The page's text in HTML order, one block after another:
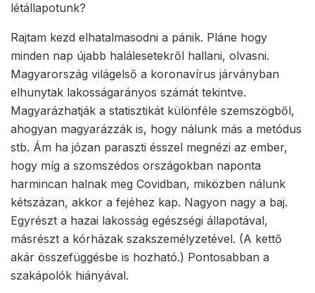
létállapotunk?
Rajtam kezd elhatalmasodni a pánik. Pláne hogy
minden nap újabb halálesetekről hallani, olvasni.
Magyarország világelső a koronavírus járványban
elhunytak lakosságarányos számát tekintve.
Magyarázhatják a statisztikát különféle szemszögből,
ahogyan magyarázzák is, hogy nálunk más a metódus
stb. Ám ha józan paraszti ésszel megnézi az ember,
hogy míg a szomszédos országokban naponta
harmincan halnak meg Covidban, miközben nálunk
kétszázan, akkor a fejéhez kap. Nagyon nagy a baj.
Egyrészt a hazai lakosság egészségi állapotával,
másrészt a kórházak szakszemélyzetével. (A kettő
akár összefüggésbe is hozható.) Pontosabban a
szakápolók hiányával.